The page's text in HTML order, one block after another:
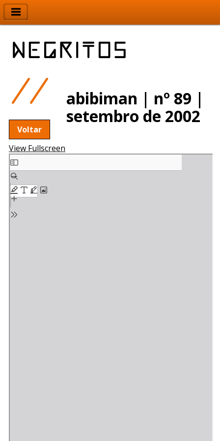
abibiman | nº 89 |
setembro de 2002
Voltar
View Fullscreen
Skip
to
PDF
content